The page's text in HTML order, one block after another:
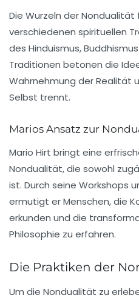
Die Wurzeln der Nondualität
verschiedenen spirituellen
des Hinduismus,
Traditionen betonen die
Wahrnehmung der Realität
Selbst trennt.
Marios Ansatz zur
Mario Hirt bringt eine
Nondualität, die sowohl
ist. Durch seine Workshops
ermutigt er Menschen, die
erkunden und die
Philosophie zu erfahren.
Die Praktiken der
Um die Nondualität zu